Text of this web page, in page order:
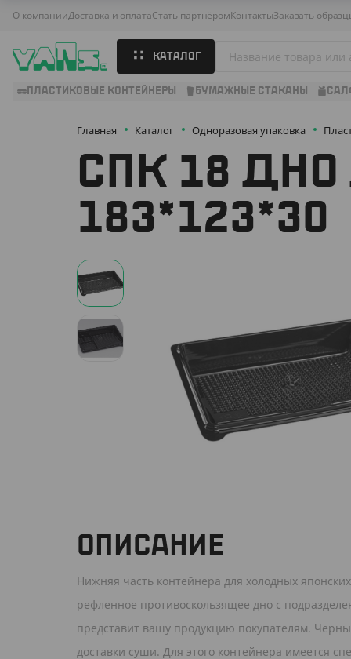
О компанииДоставка и оплатаСтать партнёромКонтактыЗаказать
КАТАЛОГ
ПЛАСТИКОВЫЕ КОНТЕЙНЕРЫ БУМАЖНЫЕ СТАКАНЫ
Главная Каталог Одноразовая упаковка
СПК 18
183*123*30
ОПИСАНИЕ
Нижняя часть контейнера для холодных
рефленное противоскользящее дно с
представит вашу продукцию покупателям.
доставки суши. Для этого контейнера имеется